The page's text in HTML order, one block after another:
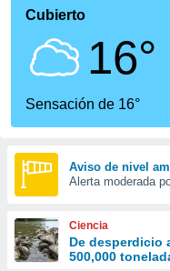
ha sido
que se
calidad.
a este
las
forma
digital
basada
Cubierto
16°
Sensación de 16°
Aviso de nivel
Alerta moderada
Ciencia
De desperdicio
500,000